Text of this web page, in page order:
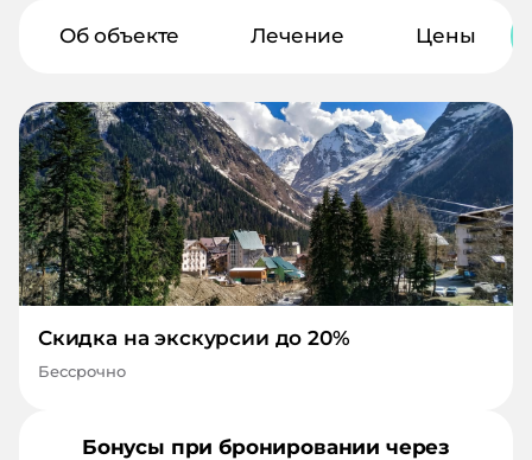
Об объекте Лечение Цены
Скидка на экскурсии до 20%
Бессрочно
Бонусы при бронировании через